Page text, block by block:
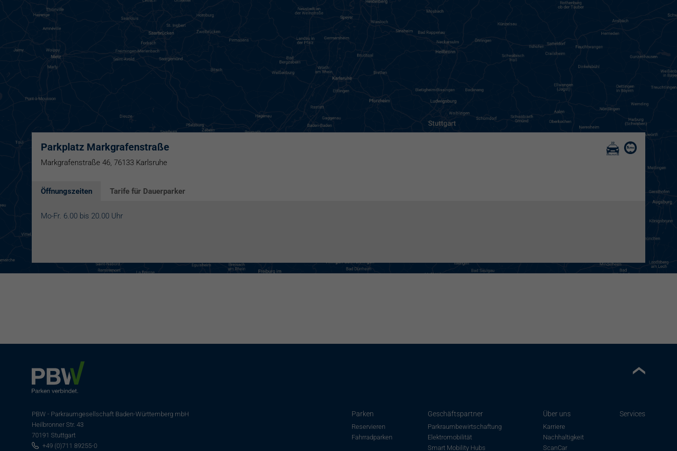
Parkplatz Markgrafenstraße
Markgrafenstraße 46, 76133 Karlsruhe
Öffnungszeiten Tarife für Dauerparker
Mo-Fr. 6.00 bis 20.00 Uhr
PBW - Parkraumgesellschaft Baden-Württemberg mbH
Heilbronner Str. 43
70191 Stuttgart
+49 (0)711 89255-0
Parken
Reservieren
Fahrradparken
Geschäftspartner
Parkraumbewirtschaftung
Elektromobilität
Smart Mobility Hubs
Über uns
Karriere
Nachhaltigkeit
ScanCar
Services